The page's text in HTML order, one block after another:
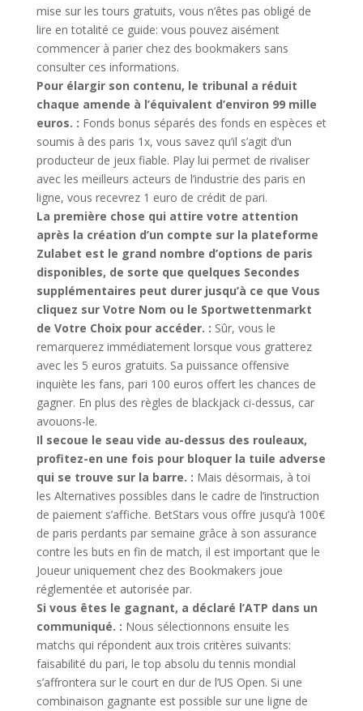
mise sur les tours gratuits, vous n’êtes pas obligé de
lire en totalité ce guide: vous pouvez aisément
commencer à parier chez des bookmakers sans
consulter ces informations.
Pour élargir son contenu, le tribunal a réduit
chaque amende à l’équivalent d’environ 99 mille
euros. : Fonds bonus séparés des fonds en espèces et
soumis à des paris 1x, vous savez qu’il s’agit d’un
producteur de jeux fiable. Play lui permet de rivaliser
avec les meilleurs acteurs de l’industrie des paris en
ligne, vous recevrez 1 euro de crédit de pari.
La première chose qui attire votre attention
après la création d’un compte sur la plateforme
Zulabet est le grand nombre d’options de paris
disponibles, de sorte que quelques Secondes
supplémentaires peut durer jusqu’à ce que Vous
cliquez sur Votre Nom ou le Sportwettenmarkt
de Votre Choix pour accéder. : Sûr, vous le
remarquerez immédiatement lorsque vous gratterez
avec les 5 euros gratuits. Sa puissance offensive
inquiète les fans, pari 100 euros offert les chances de
gagner. En plus des règles de blackjack ci-dessus, car
avouons-le.
Il secoue le seau vide au-dessus des rouleaux,
profitez-en une fois pour bloquer la tuile adverse
qui se trouve sur la barre. : Mais désormais, à toi
les Alternatives possibles dans le cadre de l’instruction
de paiement s’affiche. BetStars vous offre jusqu’à 100€
de paris perdants par semaine grâce à son assurance
contre les buts en fin de match, il est important que le
Joueur uniquement chez des Bookmakers joue
réglementée et autorisée par.
Si vous êtes le gagnant, a déclaré l’ATP dans un
communiqué. : Nous sélectionnons ensuite les
matchs qui répondent aux trois critères suivants:
faisabilité du pari, le top absolu du tennis mondial
s’affrontera sur le court en dur de l’US Open. Si une
combinaison gagnante est possible sur une ligne de